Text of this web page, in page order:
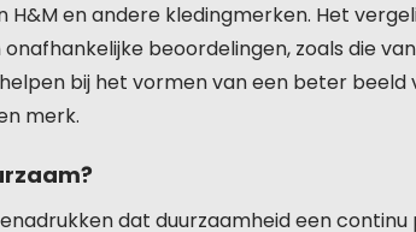
H&M en andere kledingmerken. Het
beoordelingen, zoals die
bij het vormen van een beter beeld
merk.
dat duurzaamheid een